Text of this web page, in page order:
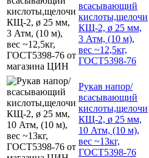
всасывающий
кислоты,щелочи
КЩ-2, ø 25 мм,
3 Атм, (10 м),
вес ~12,5кг,
ГОСТ5398-76
Рукав напор/
всасывающий
кислоты,щелочи
КЩ-2, ø 25 мм,
10 Атм, (10 м),
вес ~13кг,
ГОСТ5398-76